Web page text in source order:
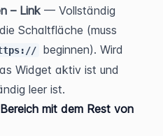
– Link — Vollständig
Schaltfläche (muss
beginnen). Wird
Widget aktiv ist und
leer ist.
mit dem Rest von